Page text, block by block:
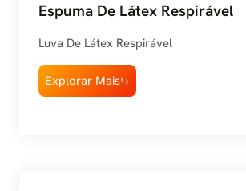
Espuma De Látex Respirável
Luva De Látex Respirável
Explorar Mais